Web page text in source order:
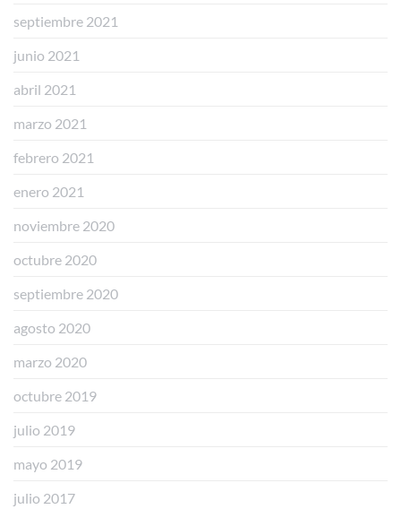
septiembre 2021
junio 2021
abril 2021
marzo 2021
febrero 2021
enero 2021
noviembre 2020
octubre 2020
septiembre 2020
agosto 2020
marzo 2020
octubre 2019
julio 2019
mayo 2019
julio 2017